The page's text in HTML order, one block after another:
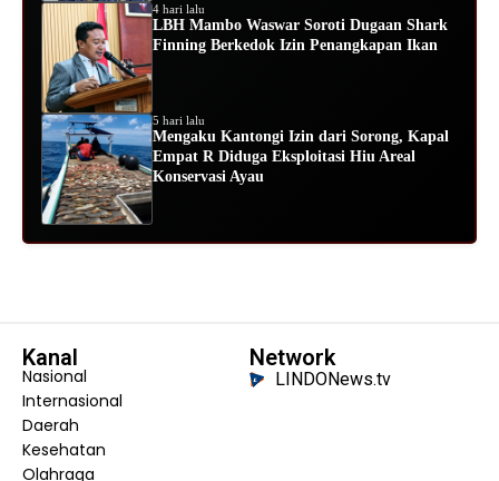
4 hari lalu
LBH Mambo Waswar Soroti Dugaan Shark
Finning Berkedok Izin Penangkapan Ikan
5 hari lalu
Mengaku Kantongi Izin dari Sorong, Kapal
Empat R Diduga Eksploitasi Hiu Areal
Konservasi Ayau
Kanal
Nasional
Internasional
Daerah
Kesehatan
Olahraga
Network
LINDONews.tv